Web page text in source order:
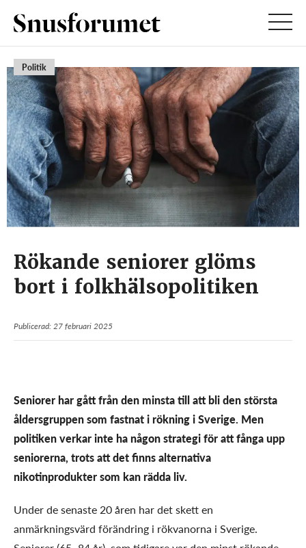
Politik
Rökande seniorer glöms
bort i folkhälsopolitiken
Publicerad: 27 februari 2025
Seniorer har gått från den minsta till att bli den största
åldersgruppen som fastnat i rökning i Sverige. Men
politiken verkar inte ha någon strategi för att fånga upp
seniorerna, trots att det finns alternativa
nikotinprodukter som kan rädda liv.
Under de senaste 20 åren har det skett en
anmärkningsvärd förändring i rökvanorna i Sverige.